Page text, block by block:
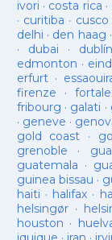
ivori · costa rica ·
· curitiba · cusco
delhi · den haag ·
· dubai · dublín
edmonton ·
erfurt·
firenze ·
fribourg · galati ·
· geneve ·
gold coast ·
grenoble ·
guatemala ·
guinea bissau ·
haiti · halifax ·
helsingør·
houston ·